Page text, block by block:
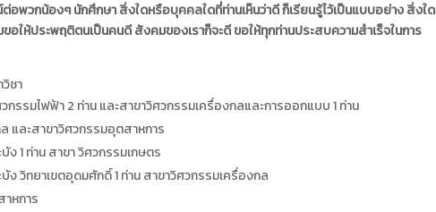
อพวกน้องๆ นักศึกษา สิ่งใดหรือบุคคลใดที่ท่านเห็นว่าดี ก็เรียนรู้ไว้เป็นแบบอย่าง สิ่งใด
อให้ประพฤติตนเป็นคนดี สังคมของเราก็จะดี ขอให้ทุกท่านประสบความสำเร็จในการ
ชา
รรมไฟฟ้า 2 ท่าน และสาขาวิศวกรรมเครื่องกลและการออกแบบ 1 ท่าน
และสาขาวิศวกรรมอุตสาหการ
1 ท่าน สาขา วิศวกรรมเกษตร
ง วิทยาเขตอุดมศักดิ์ 1 ท่าน สาขาวิศวกรรมเครื่องกล
หการ